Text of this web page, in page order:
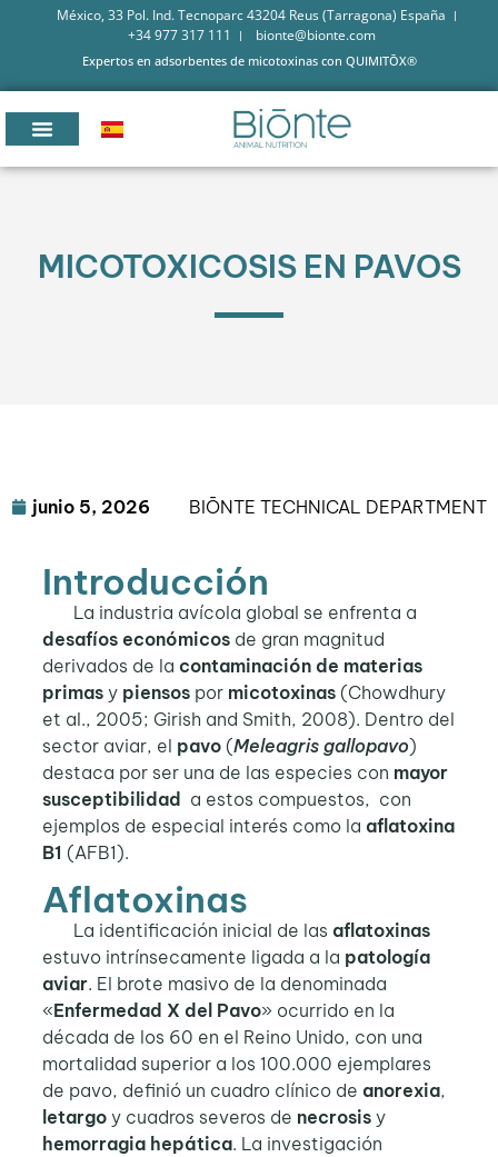
México, 33 Pol. Ind. Tecnoparc 43204 Reus (Tarragona) España
+34 977 317 111
bionte@bionte.com
Expertos en adsorbentes de micotoxinas con QUIMITŌX®
MICOTOXICOSIS EN PAVOS
junio 5, 2026 BIŌNTE TECHNICAL DEPARTMENT
Introducción
La industria avícola global se enfrenta a
desafíos económicosde gran magnitud
derivados de la contaminación de materias
primasy piensospor micotoxinas(Chowdhury
et al., 2005; Girish and Smith, 2008). Dentro del
sector aviar, el pavo(Meleagris gallopavo)
destaca por ser una de las especies con mayor
susceptibilidad a estos compuestos, con
ejemplos de especial interés como la aflatoxina
B1 (AFB1).
Aflatoxinas
La identificación inicial de las aflatoxinas
estuvo intrínsecamente ligada a la patología
aviar. El brote masivo de la denominada
«Enfermedad X del Pavo» ocurrido en la
década de los 60 en el Reino Unido, con una
mortalidad superior a los 100.000 ejemplares
de pavo, definió un cuadro clínico de anorexia,
letargoy cuadros severos de necrosisy
hemorragia hepática. La investigación